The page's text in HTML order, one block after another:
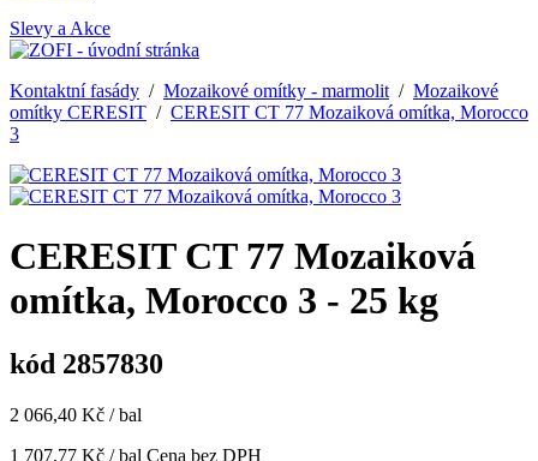
Slevy a Akce
Kontaktní fasády / Mozaikové omítky - marmolit/ Mozaikové
omítky CERESIT / CERESIT CT 77 Mozaiková omítka, Morocco
3
CERESIT CT 77 Mozaiková
omítka, Morocco 3 - 25 kg
kód 2857830
2 066,40 Kč / bal
1 707,77 Kč / bal Cena bez DPH